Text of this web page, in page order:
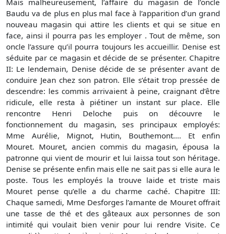
Baudu va de plus en plus mal face à l’apparition d’un grand
nouveau magasin qui attire les clients et qui se situe en
face, ainsi il pourra pas les employer . Tout de même, son
oncle l’assure qu’il pourra toujours les accueillir. Denise est
séduite par ce magasin et décide de se présenter. Chapitre
II: Le lendemain, Denise décide de se présenter avant de
conduire Jean chez son patron. Elle s’était trop pressée de
descendre: les commis arrivaient à peine, craignant d’être
ridicule, elle resta à piétiner un instant sur place. Elle
rencontre Henri Deloche puis on découvre le
fonctionnement du magasin, ses principaux employés:
Mme Aurélie, Mignot, Hutin, Bouthemont…. Et enfin
Mouret. Mouret, ancien commis du magasin, épousa la
patronne qui vient de mourir et lui laissa tout son héritage.
Denise se présente enfin mais elle ne sait pas si elle aura le
poste. Tous les employés la trouve laide et triste mais
Mouret pense qu’elle a du charme caché. Chapitre III:
Chaque samedi, Mme Desforges l’amante de Mouret offrait
une tasse de thé et des gâteaux aux personnes de son
intimité qui voulait bien venir pour lui rendre Visite. Ce